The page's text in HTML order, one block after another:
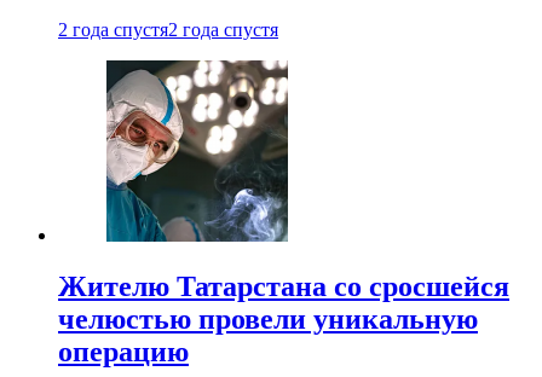
2 года спустя2 года спустя
Жителю Татарстана со сросшейся
челюстью провели уникальную
операцию